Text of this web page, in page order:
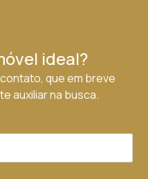
ideal?
que em breve
auxiliar na busca.